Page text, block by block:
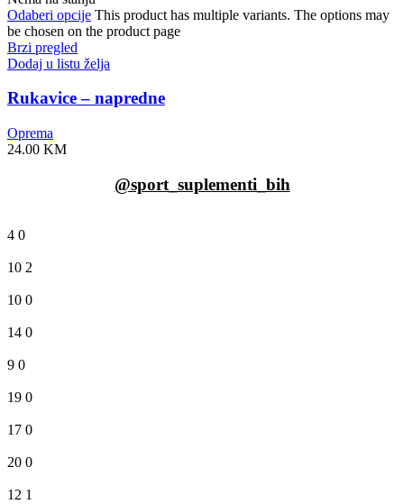
Odaberi opcije This product has multiple variants. The options may
be chosen on the product page
Brzi pregled
Dodaj u listu želja
Rukavice – napredne
Oprema
24.00 KM
@sport_suplementi_bih
4 0
10 2
10 0
14 0
9 0
19 0
17 0
20 0
12 1